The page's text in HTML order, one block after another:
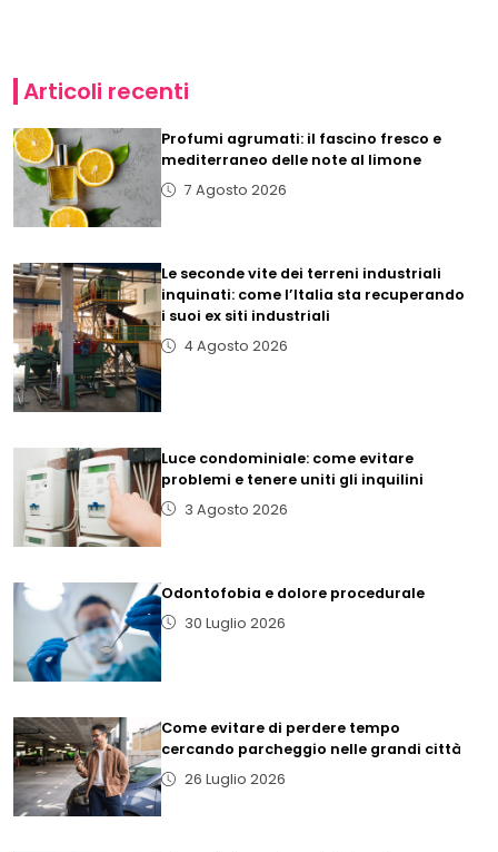
Articoli recenti
Profumi agrumati: il fascino fresco e
mediterraneo delle note al limone
7 Agosto 2026
Le seconde vite dei terreni industriali
inquinati: come l’Italia sta recuperando
i suoi ex siti industriali
4 Agosto 2026
Luce condominiale: come evitare
problemi e tenere uniti gli inquilini
3 Agosto 2026
Odontofobia e dolore procedurale
30 Luglio 2026
Come evitare di perdere tempo
cercando parcheggio nelle grandi città
26 Luglio 2026